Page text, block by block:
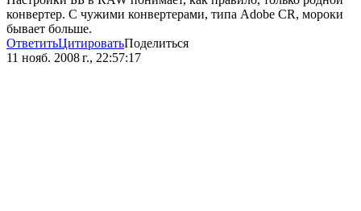
конвертер. С чужими конвертерами, типа Adobe CR, мороки
бывает больше.
ОтветитьЦитироватьПоделиться
11 нояб. 2008 г., 22:57:17